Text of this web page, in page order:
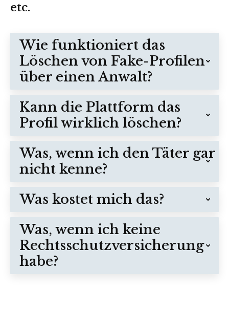
etc.
Wie funktioniert das
Löschen von Fake-Profilen
über einen Anwalt?
Kann die Plattform das
Profil wirklich löschen?
Was, wenn ich den Täter gar
nicht kenne?
Was kostet mich das?
Was, wenn ich keine
Rechtsschutzversicherung
habe?